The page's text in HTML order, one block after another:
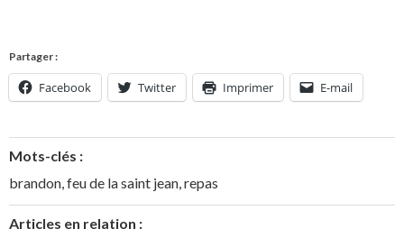
Partager :
Facebook Twitter Imprimer E-mail
Mots-clés :
brandon feu de la saint jean repas
Articles en relation :